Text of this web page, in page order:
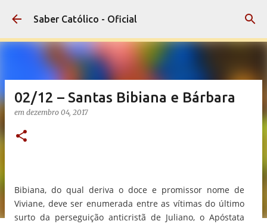
Pular para o conteúdo principal
Saber Católico - Oficial
02/12 – Santas Bibiana e Bárbara
em dezembro 04, 2017
Bibiana, do qual deriva o doce e promissor nome de
Viviane, deve ser enumerada entre as vítimas do último
surto da perseguição anticristã de Juliano, o Apóstata